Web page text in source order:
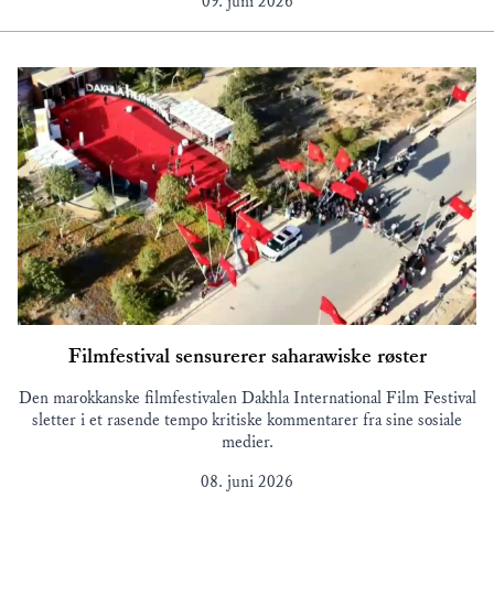
Filmfestival sensurerer saharawiske røster
Den marokkanske filmfestivalen Dakhla International Film Festival
sletter i et rasende tempo kritiske kommentarer fra sine sosiale
medier.
08. juni 2026